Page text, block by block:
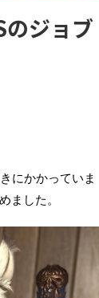
のジョブ
にかかっていま
ました。